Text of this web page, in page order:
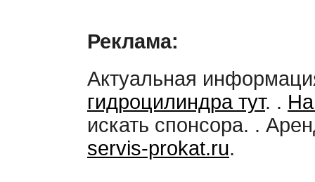
Реклама:
Актуальная
гидроцилиндра тут. .
искать спонсора. .
servis-prokat.ru.